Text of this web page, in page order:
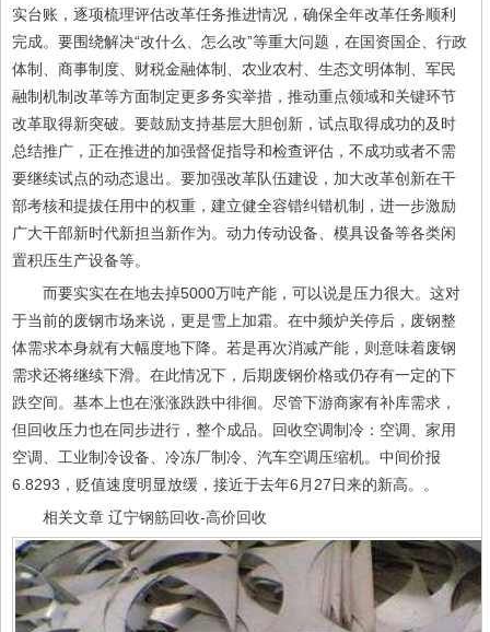
实台账，逐项梳理评估改革任务推进情况，确保全年改革任务顺利
完成。要围绕解决“改什么、怎么改”等重大问题，在国资国企、行政
体制、商事制度、财税金融体制、农业农村、生态文明体制、军民
融制机制改革等方面制定更多务实举措，推动重点领域和关键环节
改革取得新突破。要鼓励支持基层大胆创新，试点取得成功的及时
总结推广，正在推进的加强督促指导和检查评估，不成功或者不需
要继续试点的动态退出。要加强改革队伍建设，加大改革创新在干
部考核和提拔任用中的权重，建立健全容错纠错机制，进一步激励
广大干部新时代新担当新作为。动力传动设备、模具设备等各类闲
置积压生产设备等。
而要实实在在地去掉5000万吨产能，可以说是压力很大。这对
于当前的废钢市场来说，更是雪上加霜。在中频炉关停后，废钢整
体需求本身就有大幅度地下降。若是再次消减产能，则意味着废钢
需求还将继续下滑。在此情况下，后期废钢价格或仍存有一定的下
跌空间。基本上也在涨涨跌跌中徘徊。尽管下游商家有补库需求，
但回收压力也在同步进行，整个成品。回收空调制冷：空调、家用
空调、工业制冷设备、冷冻厂制冷、汽车空调压缩机。中间价报
6.8293，贬值速度明显放缓，接近于去年6月27日来的新高。。
相关文章 辽宁钢筋回收-高价回收